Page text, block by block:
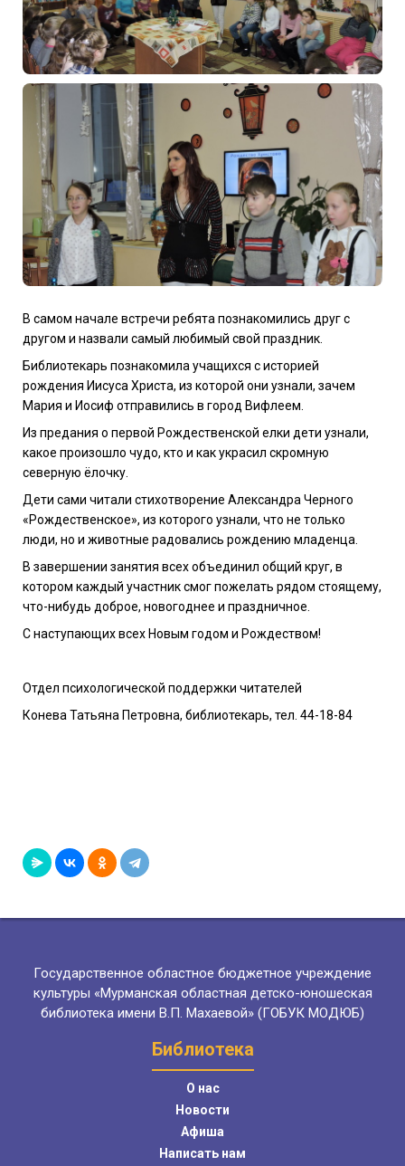
В самом начале встречи ребята познакомились друг с
другом и назвали самый любимый свой праздник.
Библиотекарь познакомила учащихся с историей
рождения Иисуса Христа, из которой они узнали, зачем
Мария и Иосиф отправились в город Вифлеем.
Из предания о первой Рождественской елки дети узнали,
какое произошло чудо, кто и как украсил скромную
северную ёлочку.
Дети сами читали стихотворение Александра Черного
«Рождественское», из которого узнали, что не только
люди, но и животные радовались рождению младенца.
В завершении занятия всех объединил общий круг, в
котором каждый участник смог пожелать рядом стоящему,
что-нибудь доброе, новогоднее и праздничное.
С наступающих всех Новым годом и Рождеством!
Отдел психологической поддержки читателей
Конева Татьяна Петровна, библиотекарь, тел. 44-18-84
Государственное областное бюджетное учреждение
культуры «Мурманская областная детско-юношеская
библиотека имени В.П. Махаевой» (ГОБУК МОДЮБ)
Библиотека
О нас
Новости
Афиша
Написать нам